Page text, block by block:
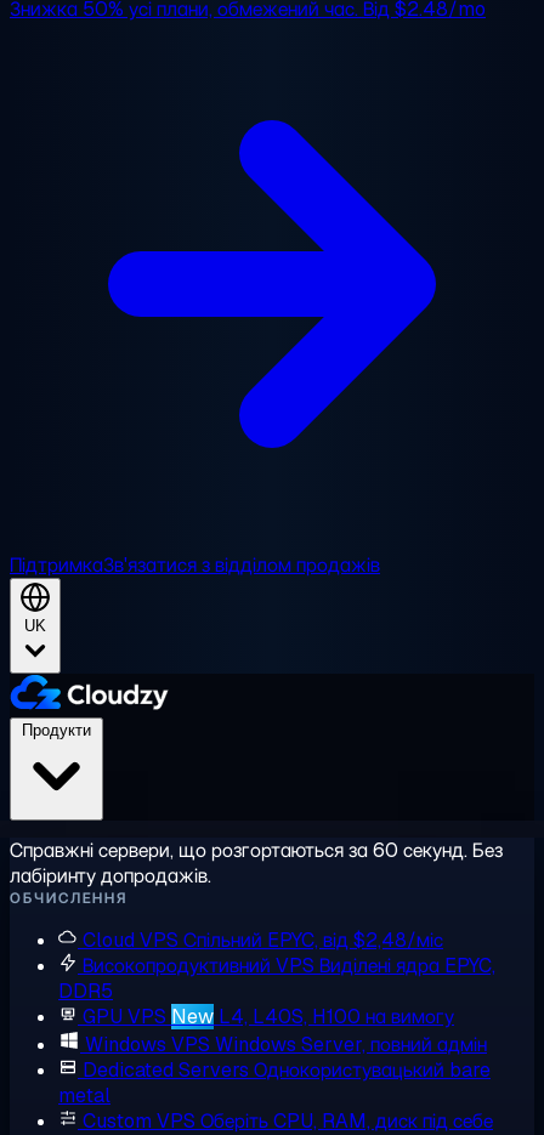
Знижка 50% усі плани, обмежений час. Від$2.48/mo
ПідтримкаЗв'язатися з відділом продажів
UK
Справжні сервери, що розгортаються за 60 секунд. Без
лабіринту допродажів.
ОБЧИСЛЕННЯ
Cloud VPS Спільний EPYC, від $2,48/міс
Високопродуктивний VPS Виділені ядра EPYC,
DDR5
GPU VPS New L4, L40S, H100 на вимогу
Windows VPS Windows Server, повний адмін
Dedicated Servers Однокористувацький bare
metal
Custom VPS Оберіть CPU, RAM, диск під себе